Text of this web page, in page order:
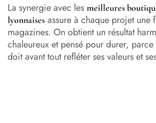
La synergie avec les meilleures
lyonnaises assure à chaque projet
magazines. On obtient un résultat
chaleureux et pensé pour durer,
doit avant tout refléter ses valeurs et